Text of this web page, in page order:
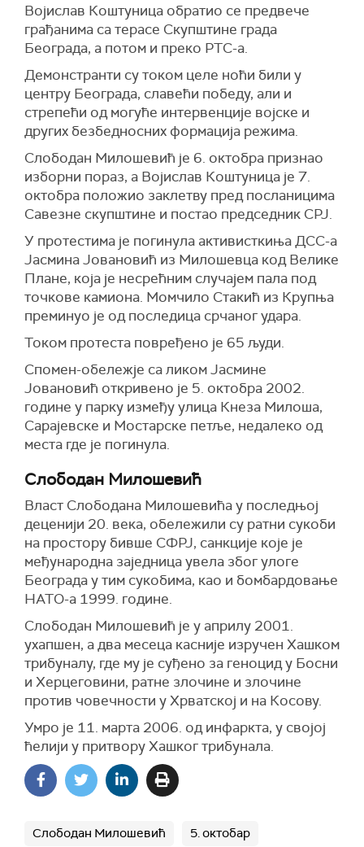
Војислав Коштуница обратио се предвече
грађанима са терасе Скупштине града
Београда, а потом и преко РТС-а.
Демонстранти су током целе ноћи били у
центру Београда, славећи победу, али и
стрепећи од могуће интервенције војске и
других безбедносних формација режима.
Слободан Милошевић је 6. октобра признао
изборни пораз, а Војислав Коштуница је 7.
октобра положио заклетву пред посланицима
Савезне скупштине и постао председник СРЈ.
У протестима је погинула активисткиња ДСС-а
Јасмина Јовановић из Милошевца код Велике
Плане, која је несрећним случајем пала под
точкове камиона. Момчило Стакић из Крупња
преминуо је од последица срчаног удара.
Током протеста повређено је 65 људи.
Спомен-обележје са ликом Јасмине
Јовановић откривено је 5. октобра 2002.
године у парку између улица Кнеза Милоша,
Сарајевске и Мостарске петље, недалеко од
места где је погинула.
Слободан Милошевић
Власт Слободана Милошевића у последњој
деценији 20. века, обележили су ратни сукоби
на простору бивше СФРЈ, санкције које је
међународна заједница увела због улоге
Београда у тим сукобима, као и бомбардовање
НАТО-а 1999. године.
Слободан Милошевић је у априлу 2001.
ухапшен, a два месеца касније изручен Хашком
трибуналу, где му је суђено за геноцид у Босни
и Херцеговини, ратне злочине и злочине
против човечности у Хрватској и на Косову.
Умро је 11. марта 2006. од инфаркта, у својој
ћелији у притвору Хашког трибунала.
Слободан Милошевић 5. октобар